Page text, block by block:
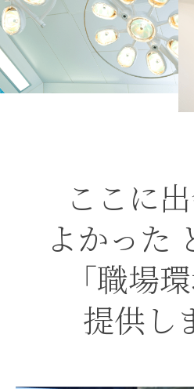
ここに
よかった
「職場環
提供し